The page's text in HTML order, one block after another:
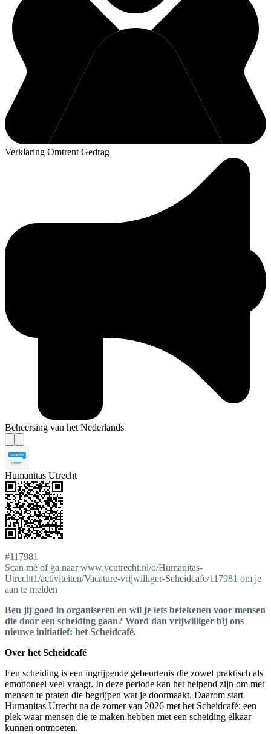
Verklaring Omtrent Gedrag
Beheersing van het Nederlands
Humanitas Utrecht
#117981
Scan me of ga naar www.vcutrecht.nl/o/Humanitas-
Utrecht1/activiteiten/Vacature-vrijwilliger-Scheidcafe/117981 om je
aan te melden
Ben jij goed in organiseren en wil je iets betekenen voor mensen
die door een scheiding gaan? Word dan vrijwilliger bij ons
nieuwe initiatief: het Scheidcafé.
Over het Scheidcafé
Een scheiding is een ingrijpende gebeurtenis die zowel praktisch als
emotioneel veel vraagt. In deze periode kan het helpend zijn om met
mensen te praten die begrijpen wat je doormaakt. Daarom start
Humanitas Utrecht na de zomer van 2026 met het Scheidcafé: een
plek waar mensen die te maken hebben met een scheiding elkaar
kunnen ontmoeten.